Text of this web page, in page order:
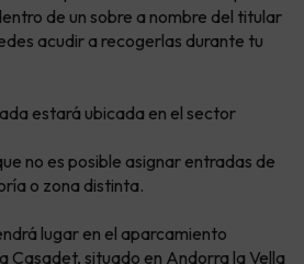
de un sobre a nombre del titular
acudir a recogerlas durante tu
estará ubicada en el sector
no es posible asignar entradas de
o zona distinta.
lugar en el aparcamiento
Casadet, situado en Andorra la Vella